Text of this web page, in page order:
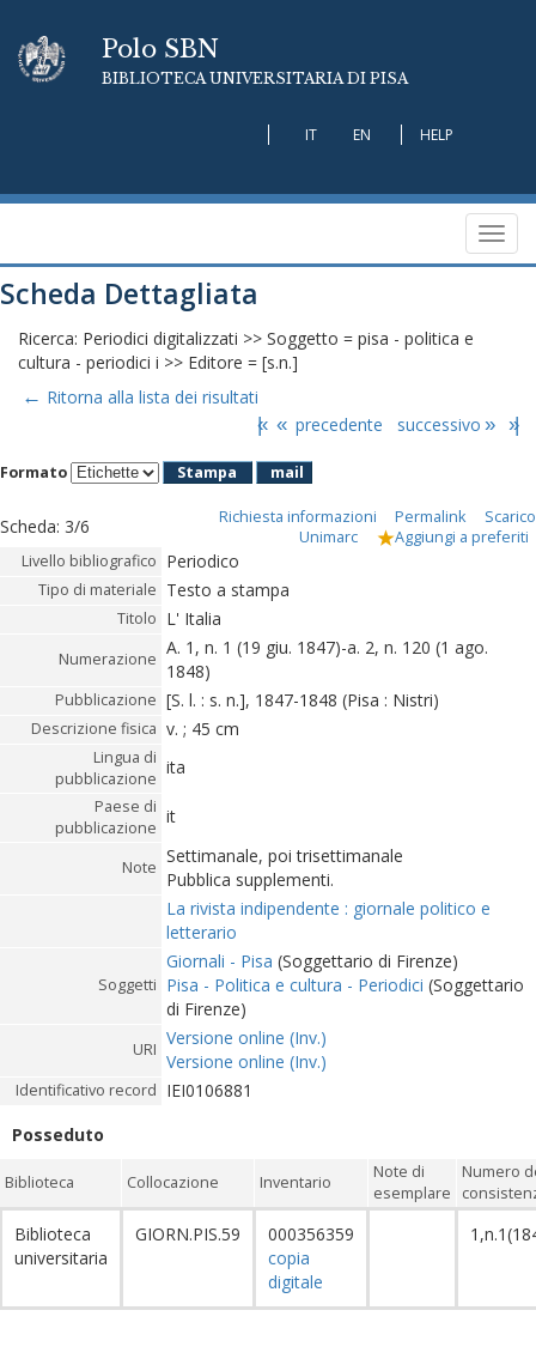
Polo SBN
BIBLIOTECA UNIVERSITARIA DI PISA
IT EN HELP
Scheda Dettagliata
Ricerca: Periodici digitalizzati >> Soggetto = pisa - politica e
cultura - periodici i >> Editore = [s.n.]
← Ritorna alla lista dei risultati
|« « precedente successivo » »|
Formato Stampa mail
Scheda: 3/6 Richiesta informazioni Permalink
Scarico
Unimarc
Aggiungi a preferiti
Livello bibliografico Periodico
Tipo di materiale Testo a stampa
Titolo L' Italia
Numerazione
A. 1, n. 1 (19 giu. 1847)-a. 2, n. 120 (1 ago.
1848)
Pubblicazione [S. l. : s. n.], 1847-1848 (Pisa : Nistri)
Descrizione fisica v. ; 45 cm
Lingua di
pubblicazione
ita
Paese di
pubblicazione
it
Note
Settimanale, poi trisettimanale
Pubblica supplementi.
La rivista indipendente : giornale politico e
letterario
Soggetti
Giornali - Pisa (Soggettario di Firenze)
Pisa - Politica e cultura - Periodici (Soggettario
di Firenze)
URI
Versione online (Inv.)
Versione online (Inv.)
Identificativo record IEI0106881
Posseduto
Biblioteca Collocazione Inventario
Note di
esemplare
Numero
Biblioteca
universitaria
GIORN.PIS.59
000356359
copia
digitale